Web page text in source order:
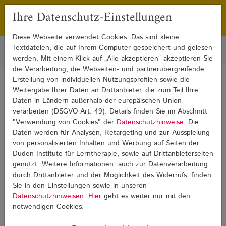
Franchising
Sie sind hier: Blog LRS in Englisch LRS in Englisch Detail
LRS in Englisch
Ihre Datenschutz-Einstellungen
Diese Webseite verwendet Cookies. Das sind kleine
Textdateien, die auf Ihrem Computer gespeichert und gelesen
werden. Mit einem Klick auf „Alle akzeptieren“ akzeptieren Sie
die Verarbeitung, die Webseiten- und partnerübergreifende
Erstellung von individuellen Nutzungsprofilen sowie die
Weitergabe Ihrer Daten an Drittanbieter, die zum Teil Ihre
Daten in Ländern außerhalb der europäischen Union
verarbeiten (DSGVO Art. 49). Details finden Sie im Abschnitt
"Verwendung von Cookies" der Datenschutzhinweise. Die
Daten werden für Analysen, Retargeting und zur Ausspielung
von personalisierten Inhalten und Werbung auf Seiten der
Duden Institute für Lerntherapie, sowie auf Drittanbieterseiten
genutzt. Weitere Informationen, auch zur Datenverarbeitung
durch Drittanbieter und der Möglichkeit des Widerrufs, finden
Sie in den Einstellungen sowie in unseren
Datenschutzhinweisen. Hier geht es weiter nur mit den
notwendigen Cookies.